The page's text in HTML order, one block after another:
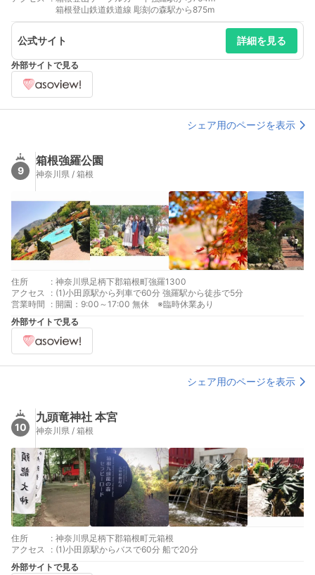
箱根登山鉄道鉄道線 彫刻の森駅から875m
公式サイト 詳細を見る
外部サイトで見る
シェア用のページを表示
9
箱根強羅公園
神奈川県 / 箱根
住所 : 神奈川県足柄下郡箱根町強羅1300
アクセス
:
(1)小田原駅から列車で60分 強羅駅から徒歩で5分
営業時間
: 開園：9:00～17:00 無休 ※臨時休業あり
外部サイトで見る
シェア用のページを表示
10
九頭竜神社 本宮
神奈川県 / 箱根
住所 : 神奈川県足柄下郡箱根町元箱根
アクセス
:
(1)小田原駅からバスで60分 船で20分
外部サイトで見る